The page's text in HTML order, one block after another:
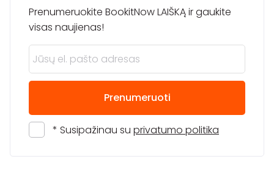
Prenumeruokite BookitNow LAIŠKĄ ir gaukite
visas naujienas!
Prenumeruoti
* Susipažinau su privatumo politika